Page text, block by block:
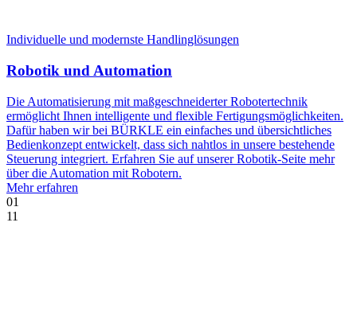
Individuelle und modernste Handlinglösungen
Robotik und Automation
Die Automatisierung mit maßgeschneiderter Robotertechnik
ermöglicht Ihnen intelligente und flexible Fertigungsmöglichkeiten.
Dafür haben wir bei BÜRKLE ein einfaches und übersichtliches
Bedienkonzept entwickelt, dass sich nahtlos in unsere bestehende
Steuerung integriert. Erfahren Sie auf unserer Robotik-Seite mehr
über die Automation mit Robotern.
Mehr erfahren
01
11